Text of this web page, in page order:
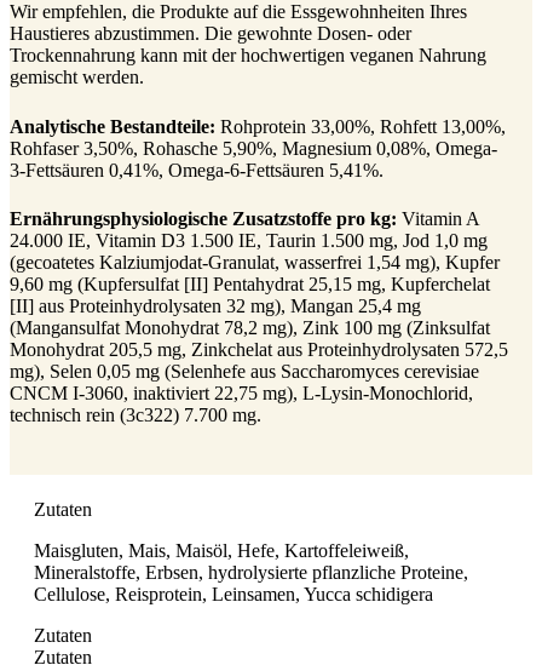
Wir empfehlen, die Produkte auf die Essgewohnheiten Ihres
Haustieres abzustimmen. Die gewohnte Dosen- oder
Trockennahrung kann mit der hochwertigen veganen Nahrung
gemischt werden.
Analytische Bestandteile: Rohprotein 33,00%, Rohfett 13,00%,
Rohfaser 3,50%, Rohasche 5,90%, Magnesium 0,08%, Omega-
3-Fettsäuren 0,41%, Omega-6-Fettsäuren 5,41%.
Ernährungsphysiologische Zusatzstoffe pro kg: Vitamin A
24.000 IE, Vitamin D3 1.500 IE, Taurin 1.500 mg, Jod 1,0 mg
(gecoatetes Kalziumjodat-Granulat, wasserfrei 1,54 mg), Kupfer
9,60 mg (Kupfersulfat [II] Pentahydrat 25,15 mg, Kupferchelat
[II] aus Proteinhydrolysaten 32 mg), Mangan 25,4 mg
(Mangansulfat Monohydrat 78,2 mg), Zink 100 mg (Zinksulfat
Monohydrat 205,5 mg, Zinkchelat aus Proteinhydrolysaten 572,5
mg), Selen 0,05 mg (Selenhefe aus Saccharomyces cerevisiae
CNCM I-3060, inaktiviert 22,75 mg), L-Lysin-Monochlorid,
technisch rein (3c322) 7.700 mg.
Zutaten
Maisgluten, Mais, Maisöl, Hefe, Kartoffeleiweiß,
Mineralstoffe, Erbsen, hydrolysierte pflanzliche Proteine,
Cellulose, Reisprotein, Leinsamen, Yucca schidigera
Zutaten
Zutaten